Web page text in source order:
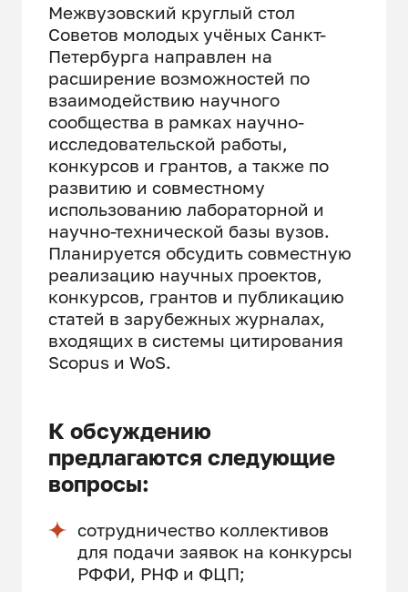
Межвузовский круглый стол
Советов молодых учёных Санкт-
Петербурга направлен на
расширение возможностей по
взаимодействию научного
сообщества в рамках научно-
исследовательской работы,
конкурсов и грантов, а также по
развитию и совместному
использованию лабораторной и
научно-технической базы вузов.
Планируется обсудить совместную
реализацию научных проектов,
конкурсов, грантов и публикацию
статей в зарубежных журналах,
входящих в системы цитирования
Scopus и WoS.
К обсуждению
предлагаются следующие
вопросы:
сотрудничество коллективов
для подачи заявок на конкурсы
РФФИ, РНФ и ФЦП;